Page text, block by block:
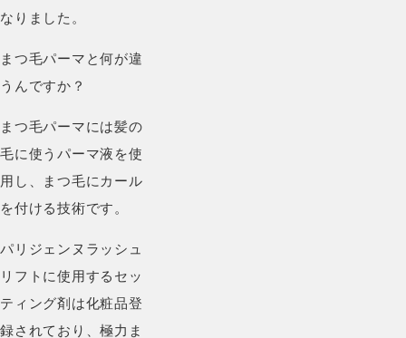
なりました。
まつ毛パーマと何が違
うんですか？
まつ毛パーマには髪の
毛に使うパーマ液を使
用し、まつ毛にカール
を付ける技術です。
パリジェンヌラッシュ
リフトに使用するセッ
ティング剤は化粧品登
録されており、極力ま